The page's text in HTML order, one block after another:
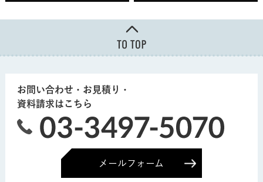
お問い合わせ・お見積り・
資料請求はこちら
メールフォーム